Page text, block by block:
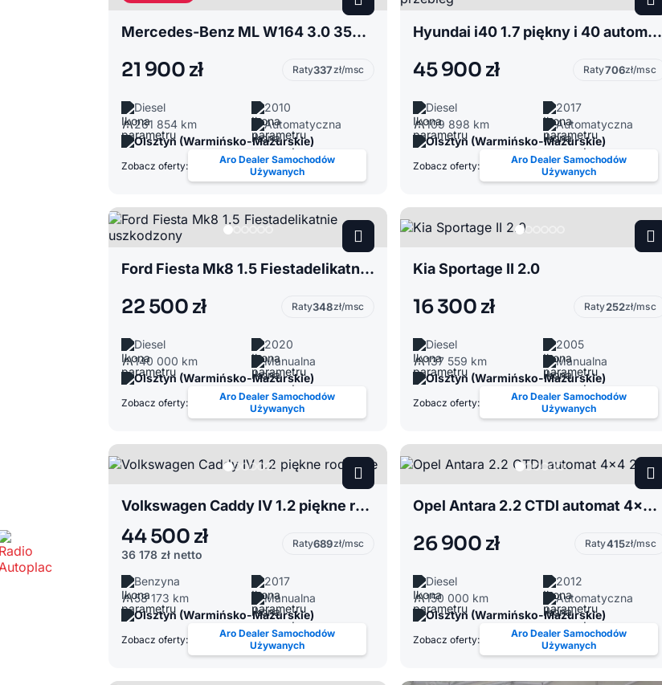
Mercedes-Benz ML W164 3.0 350 CDI
21 900 zł Raty337zł/msc
Diesel
2010
261 854 km
Automatyczna
Olsztyn (Warmińsko-Mazurskie)
Zobacz oferty:
Aro Dealer Samochodów
Używanych
Hyundai i40 1.7 piękny i 40 automat niski przebieg
45 900 zł Raty706zł/msc
Diesel
2017
109 898 km
Automatyczna
Olsztyn (Warmińsko-Mazurskie)
Zobacz oferty:
Aro Dealer Samochodów
Używanych
Ford Fiesta Mk8 1.5 Fiestadelikatnie uszkodzony
22 500 zł Raty348zł/msc
Diesel
2020
140 000 km
Manualna
Olsztyn (Warmińsko-Mazurskie)
Zobacz oferty:
Aro Dealer Samochodów
Używanych
Kia Sportage II 2.0
16 300 zł Raty252zł/msc
Diesel
2005
137 559 km
Manualna
Olsztyn (Warmińsko-Mazurskie)
Zobacz oferty:
Aro Dealer Samochodów
Używanych
Volkswagen Caddy IV 1.2 piękne rodzinne
44 500 zł
36 178 zł netto
Raty689zł/msc
Benzyna
2017
58 173 km
Manualna
Olsztyn (Warmińsko-Mazurskie)
Zobacz oferty:
Aro Dealer Samochodów
Używanych
Opel Antara 2.2 CTDI automat 4x4 2012
26 900 zł Raty415zł/msc
Diesel
2012
150 000 km
Automatyczna
Olsztyn (Warmińsko-Mazurskie)
Zobacz oferty:
Aro Dealer Samochodów
Używanych